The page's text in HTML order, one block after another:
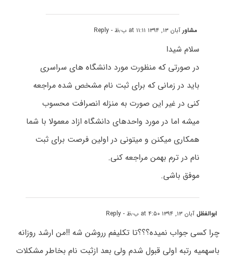
مشاورآبان ۱۳, ۱۳۹۴ at ۱۱:۱۱ ب٫ظ - Reply
سلام شیدا
در صورتی که منظورت مورد دانشگاه های سراسری
باید در زمانی که برای ثبت نام مشخص شده مراجعه
کنی در غیر این صورت به منزله انصرافت محسوب
میشه اما در مورد واحدهای دانشگاه ازاد معمولا با شما
همکاری میکنن و میتونی در اولین فرصت برای ثبت
نام در ترم بهمن مراجعه کنی.
موفق باشی.
ابوالفظل آبان ۱۳, ۱۳۹۴ at ۴:۵۰ ب٫ظ - Reply
چرا کسی جواب نمیده؟؟؟تا تکلیفم رروشن شه !!من ارشد روزانه
باسهمیه رتبه اولی قبول شدم ولی بعد ازثبت نام بخاطر مشکلات